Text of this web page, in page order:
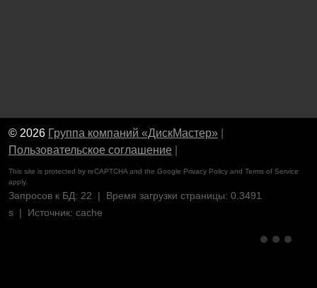
© 2026 Группа компаний «ДискМастер»
Пользовательское соглашение
This site is protected by reCAPTCHA and the Google Privacy Policy and Terms of Service
apply.
Запросов к БД: 22 | Время загрузки страницы: 0.3491
s | Источник: cache